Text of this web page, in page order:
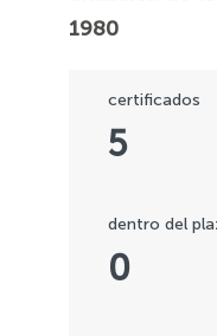
1980
5
certificados
0
dentro del